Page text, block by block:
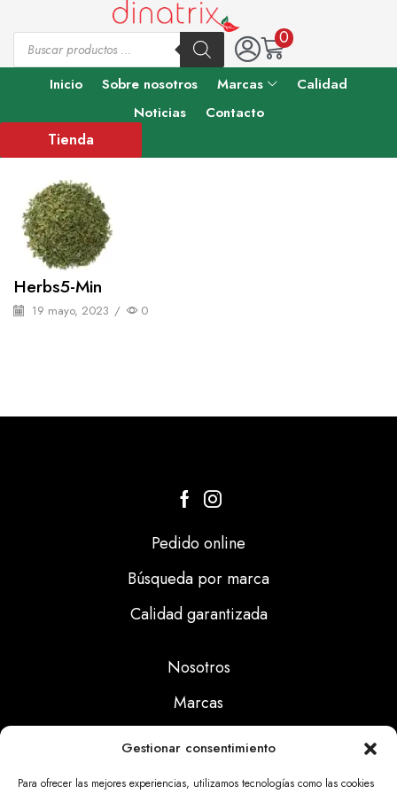
Gestionar consentimiento
Para ofrecer las mejores experiencias, utilizamos tecnologías como las cookies
0
Inicio Sobre nosotros Marcas
Calidad
Noticias
Contacto
Tienda
Herbs5-Min
19 mayo, 2023 / 0
Pedido online
Búsqueda por marca
Calidad garantizada
Nosotros
Marcas
Noticias